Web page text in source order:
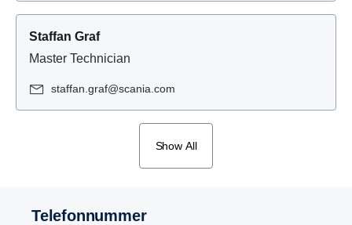
Staffan Graf
Master Technician
staffan.graf@scania.com
Show All
Telefon­nummer